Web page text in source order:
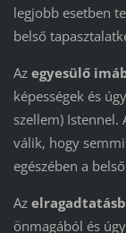
legjobb esetben
belső
Az egyesülő
képességek és
szellem) Istennel.
válik, hogy
egészében a
Az
önmagából és